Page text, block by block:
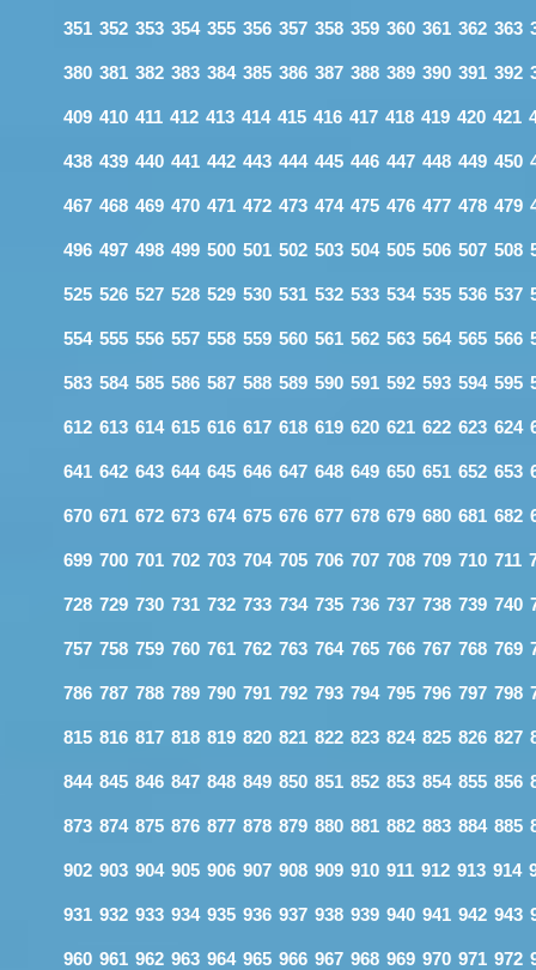
351 352 353 354 355 356 357 358 359 360 361 362 363
380 381 382 383 384 385 386 387 388 389 390 391 392
409 410 411 412 413 414 415 416 417 418 419 420 421
438 439 440 441 442 443 444 445 446 447 448 449 450
467 468 469 470 471 472 473 474 475 476 477 478 479
496 497 498 499 500 501 502 503 504 505 506 507 508
525 526 527 528 529 530 531 532 533 534 535 536 537
554 555 556 557 558 559 560 561 562 563 564 565 566
583 584 585 586 587 588 589 590 591 592 593 594 595
612 613 614 615 616 617 618 619 620 621 622 623 624
641 642 643 644 645 646 647 648 649 650 651 652 653
670 671 672 673 674 675 676 677 678 679 680 681 682
699 700 701 702 703 704 705 706 707 708 709 710 711
728 729 730 731 732 733 734 735 736 737 738 739 740
757 758 759 760 761 762 763 764 765 766 767 768 769
786 787 788 789 790 791 792 793 794 795 796 797 798
815 816 817 818 819 820 821 822 823 824 825 826 827
844 845 846 847 848 849 850 851 852 853 854 855 856
873 874 875 876 877 878 879 880 881 882 883 884 885
902 903 904 905 906 907 908 909 910 911 912 913 914
931 932 933 934 935 936 937 938 939 940 941 942 943
960 961 962 963 964 965 966 967 968 969 970 971 972